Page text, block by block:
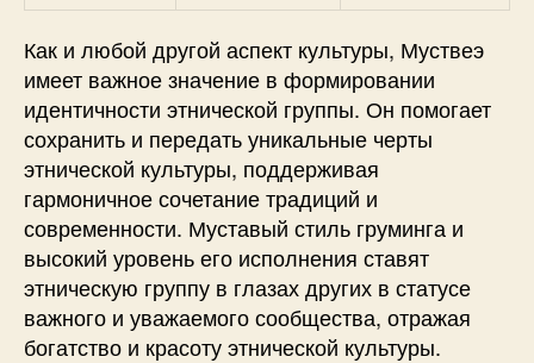
Как и любой другой аспект культуры, Муствеэ
имеет важное значение в формировании
идентичности этнической группы. Он помогает
сохранить и передать уникальные черты
этнической культуры, поддерживая
гармоничное сочетание традиций и
современности. Муставый стиль груминга и
высокий уровень его исполнения ставят
этническую группу в глазах других в статусе
важного и уважаемого сообщества, отражая
богатство и красоту этнической культуры.